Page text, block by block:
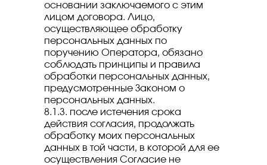
основании заключаемого с этим
лицом договора. Лицо,
осуществляющее обработку
персональных данных по
поручению Оператора, обязано
соблюдать принципы и правила
обработки персональных данных,
предусмотренные Законом о
персональных данных.
8.1.3. после истечения срока
действия согласия, продолжать
обработку моих персональных
данных в той части, в которой для ее
осуществления Согласие не